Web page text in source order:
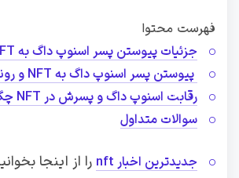
فهرست محتوا
جزئیات پیوستن پسر اسنوپ داگ به NFT
پیوستن پسر اسنوپ داگ به NFT و رونمایی از پروژه اش
رقابت اسنوپ داگ و پسرش در NFT چگونه خواهد بود؟
سوالات متداول
جدیدترین اخبار nft را از اینجا